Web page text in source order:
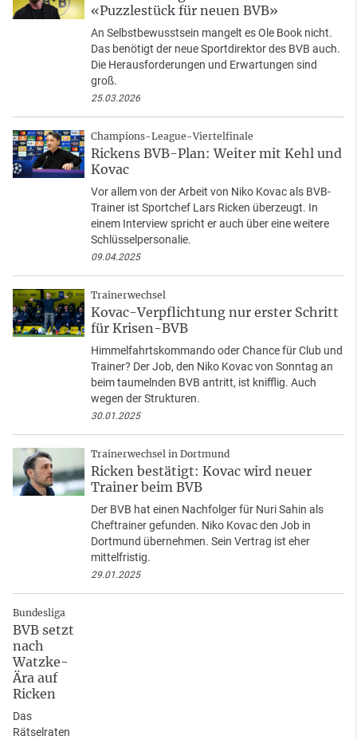
«Puzzlestück für neuen BVB»
An Selbstbewusstsein mangelt es Ole Book nicht.
Das benötigt der neue Sportdirektor des BVB auch.
Die Herausforderungen und Erwartungen sind
groß.
25.03.2026
Champions-League-Viertelfinale
Rickens BVB-Plan: Weiter mit Kehl und
Kovac
Vor allem von der Arbeit von Niko Kovac als BVB-
Trainer ist Sportchef Lars Ricken überzeugt. In
einem Interview spricht er auch über eine weitere
Schlüsselpersonalie.
09.04.2025
Trainerwechsel
Kovac-Verpflichtung nur erster Schritt
für Krisen-BVB
Himmelfahrtskommando oder Chance für Club und
Trainer? Der Job, den Niko Kovac von Sonntag an
beim taumelnden BVB antritt, ist knifflig. Auch
wegen der Strukturen.
30.01.2025
Trainerwechsel in Dortmund
Ricken bestätigt: Kovac wird neuer
Trainer beim BVB
Der BVB hat einen Nachfolger für Nuri Sahin als
Cheftrainer gefunden. Niko Kovac den Job in
Dortmund übernehmen. Sein Vertrag ist eher
mittelfristig.
29.01.2025
Bundesliga
BVB setzt
nach
Watzke-
Ära auf
Ricken
Das
Rätselraten